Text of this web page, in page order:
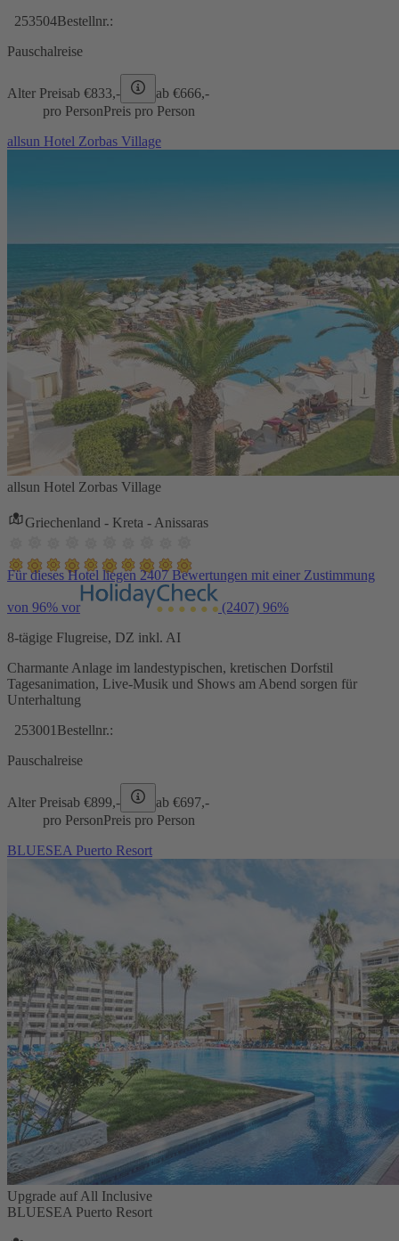
253504Bestellnr.:
Pauschalreise
Alter Preisab €833,- ab €666,-
pro PersonPreis pro Person
allsun Hotel Zorbas Village
allsun Hotel Zorbas Village
Griechenland - Kreta - Anissaras
Für dieses Hotel liegen 2407 Bewertungen mit einer Zustimmung
von 96% vor (2407) 96%
8-tägige Flugreise, DZ inkl. AI
Charmante Anlage im landestypischen, kretischen Dorfstil
Tagesanimation, Live-Musik und Shows am Abend sorgen für
Unterhaltung
253001 Bestellnr.:
Pauschalreise
Alter Preisab €899,- ab €697,-
pro PersonPreis pro Person
BLUESEA Puerto Resort
Upgrade auf All Inclusive
BLUESEA Puerto Resort